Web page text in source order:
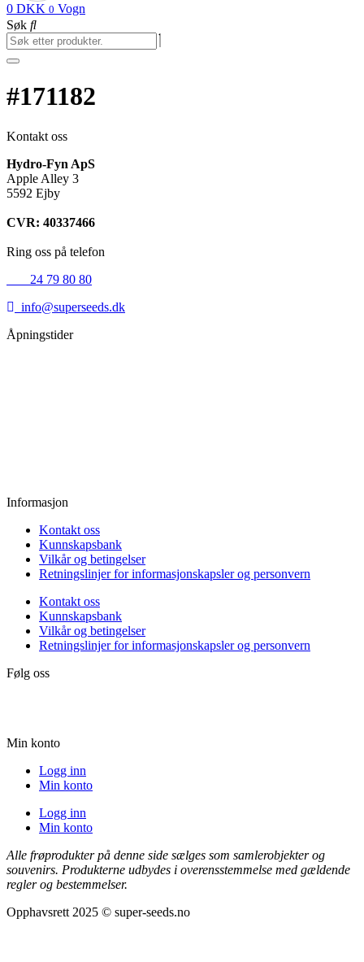
0 DKK 0 Vogn
Søk
#171182
Kontakt oss
Hydro-Fyn ApS
Apple Alley 3
5592 Ejby
CVR: 40337466
Ring oss på telefon
24 79 80 80
info@superseeds.dk
Åpningstider
Informasjon
Kontakt oss
Kunnskapsbank
Vilkår og betingelser
Retningslinjer for informasjonskapsler og personvern
Kontakt oss
Kunnskapsbank
Vilkår og betingelser
Retningslinjer for informasjonskapsler og personvern
Følg oss
Min konto
Logg inn
Min konto
Logg inn
Min konto
Alle frøprodukter på denne side sælges som samlerobjekter og
souvenirs. Produkterne udbydes i overensstemmelse med gældende
regler og bestemmelser.
Opphavsrett 2025 © super-seeds.no